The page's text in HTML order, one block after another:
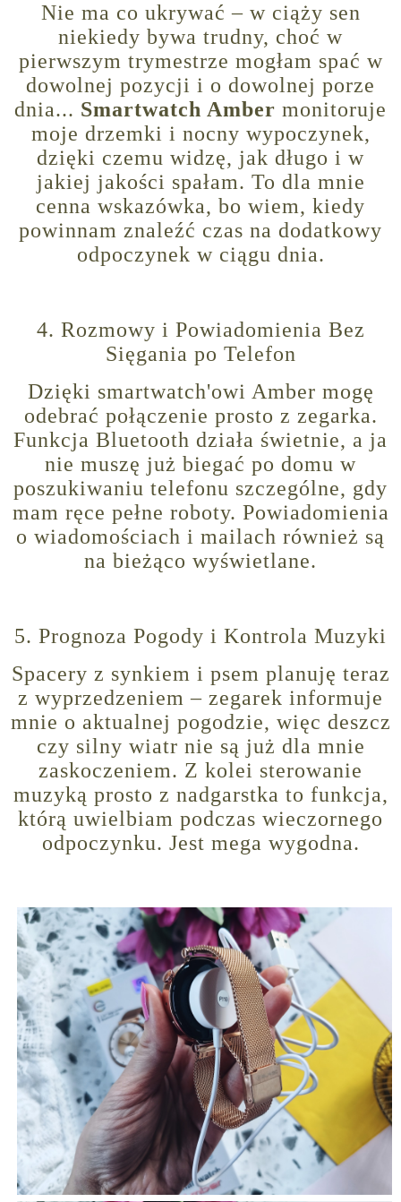
Nie ma co ukrywać – w ciąży sen
niekiedy bywa trudny, choć w
pierwszym trymestrze mogłam spać w
dowolnej pozycji i o dowolnej porze
dnia... Smartwatch Amber monitoruje
moje drzemki i nocny wypoczynek,
dzięki czemu widzę, jak długo i w
jakiej jakości spałam. To dla mnie
cenna wskazówka, bo wiem, kiedy
powinnam znaleźć czas na dodatkowy
odpoczynek w ciągu dnia.
4. Rozmowy i Powiadomienia Bez
Sięgania po Telefon
Dzięki smartwatch'owi Amber mogę
odebrać połączenie prosto z zegarka.
Funkcja Bluetooth działa świetnie, a ja
nie muszę już biegać po domu w
poszukiwaniu telefonu szczególne, gdy
mam ręce pełne roboty. Powiadomienia
o wiadomościach i mailach również są
na bieżąco wyświetlane.
5. Prognoza Pogody i Kontrola Muzyki
Spacery z synkiem i psem planuję teraz
z wyprzedzeniem – zegarek informuje
mnie o aktualnej pogodzie, więc deszcz
czy silny wiatr nie są już dla mnie
zaskoczeniem. Z kolei sterowanie
muzyką prosto z nadgarstka to funkcja,
którą uwielbiam podczas wieczornego
odpoczynku. Jest mega wygodna.